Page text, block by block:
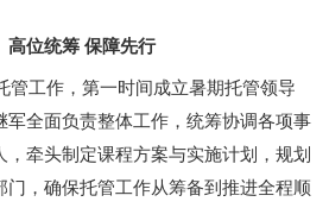
高位统筹 保障先行
管工作，第一时间成立暑期托管领导
军全面负责整体工作，统筹协调各项事
牵头制定课程方案与实施计划，规划
门，确保托管工作从筹备到推进全程顺